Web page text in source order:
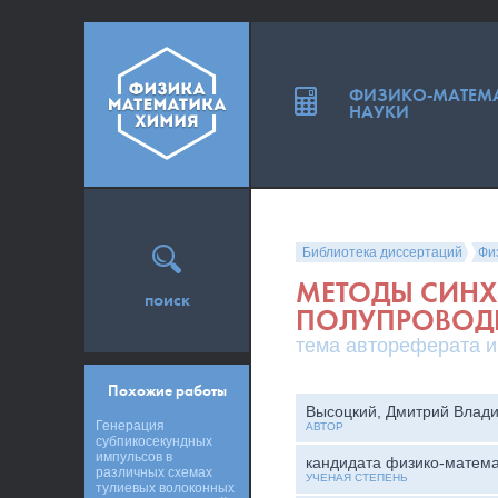
Библиотека диссертаций
МЕТОДЫ
тема автореферата
Высоцкий, Дмитрий
АВТОР
кандидата физико-
УЧЕНАЯ СТЕПЕНЬ
поиск
Похожие работы
Генерация
субпикосекундных
импульсов в
различных схемах
тулиевых волоконных
ФИЗИКО-
НАУКИ